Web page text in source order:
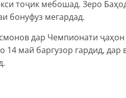
тоҷик мебошад. Зеро
бонуфуз мегардад.
дар Чемпионати
14 май баргузор гардид, дар